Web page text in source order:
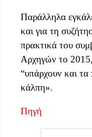
Παράλληλα
και για τη
πρακτικά του
Αρχηγών το 2015,
“υπάρχουν και
κάλπη».
Πηγή